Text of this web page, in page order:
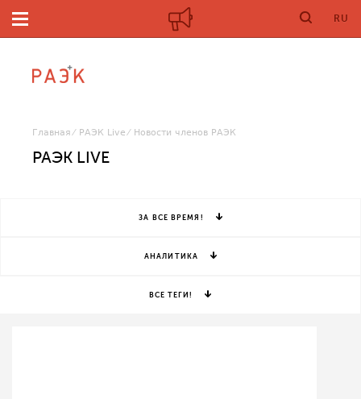
RU
Главная РАЭК Live Новости членов РАЭК
РАЭК LIVE
ЗА ВСЕ ВРЕМЯ!
АНАЛИТИКА
ВСЕ ТЕГИ!